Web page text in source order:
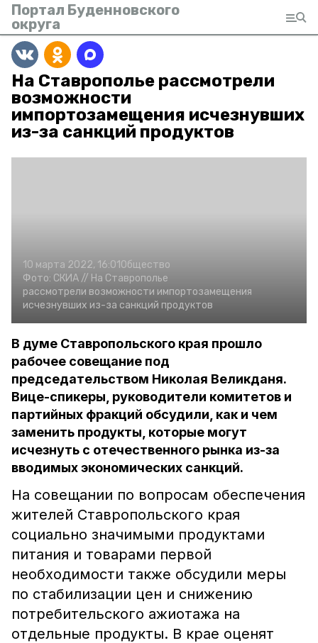
Портал Буденновского
округа
На Ставрополье рассмотрели
возможности
импортозамещения исчезнувших
из-за санкций продуктов
10 марта 2022, 16:01Общество
Фото: СКИА // На Ставрополье
рассмотрели возможности импортозамещения
исчезнувших из-за санкций продуктов
В думе Ставропольского края прошло
рабочее совещание под
председательством Николая Великданя.
Вице-спикеры, руководители комитетов и
партийных фракций обсудили, как и чем
заменить продукты, которые могут
исчезнуть с отечественного рынка из-за
вводимых экономических санкций.
На совещании по вопросам обеспечения
жителей Ставропольского края
социально значимыми продуктами
питания и товарами первой
необходимости также обсудили меры
по стабилизации цен и снижению
потребительского ажиотажа на
отдельные продукты. В крае оценят